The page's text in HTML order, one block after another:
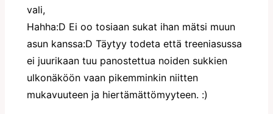
vali,
Hahha:D Ei oo tosiaan sukat ihan mätsi muun
asun kanssa:D Täytyy todeta että treeniasussa
ei juurikaan tuu panostettua noiden sukkien
ulkonäköön vaan pikemminkin niitten
mukavuuteen ja hiertämättömyyteen. :)